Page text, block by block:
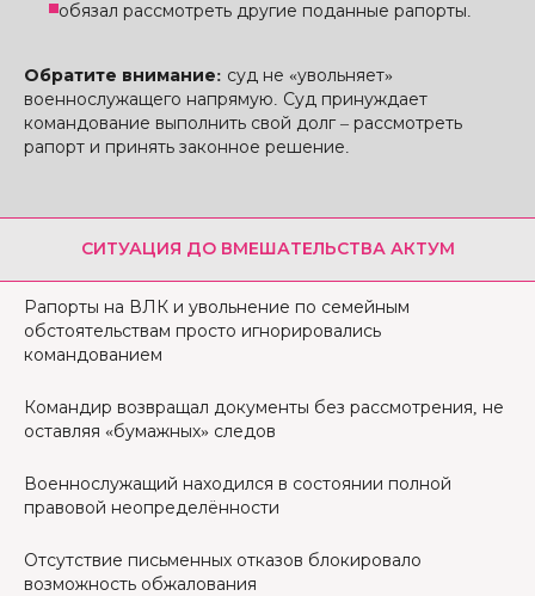
обязал рассмотреть другие поданные рапорты.
Обратите внимание: суд не «увольняет»
военнослужащего напрямую. Суд принуждает
командование выполнить свой долг – рассмотреть
рапорт и принять законное решение.
СИТУАЦИЯ ДО ВМЕШАТЕЛЬСТВА АКТУМ
Рапорты на ВЛК и увольнение по семейным
обстоятельствам просто игнорировались
командованием
Командир возвращал документы без рассмотрения, не
оставляя «бумажных» следов
Военнослужащий находился в состоянии полной
правовой неопределённости
Отсутствие письменных отказов блокировало
возможность обжалования